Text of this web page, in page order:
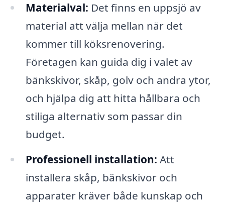
Materialval: Det finns en uppsjö av
material att välja mellan när det
kommer till köksrenovering.
Företagen kan guida dig i valet av
bänkskivor, skåp, golv och andra ytor,
och hjälpa dig att hitta hållbara och
stiliga alternativ som passar din
budget.
Professionell installation: Att
installera skåp, bänkskivor och
apparater kräver både kunskap och